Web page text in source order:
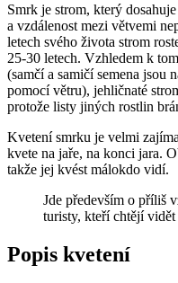
Smrk je strom, který
a vzdálenost mezi větvemi
letech svého života strom
25-30 letech. Vzhledem k
(samčí a samičí semena jsou
pomocí větru), jehličnaté
protože listy jiných rostlin
Kvetení smrku je velmi
kvete na jaře, na konci jara.
takže jej kvést málokdo vidí.
Jde především o příliš
turisty, kteří chtějí
Popis kvetení